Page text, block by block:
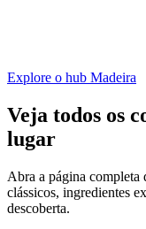
Explore o hub Madeira
Veja todos os
lugar
Abra a página completa
clássicos, ingredientes
descoberta.